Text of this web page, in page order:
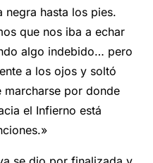
negra hasta los pies.
que nos iba a echar
algo indebido… pero
a los ojos y soltó
marcharse por donde
el Infierno está